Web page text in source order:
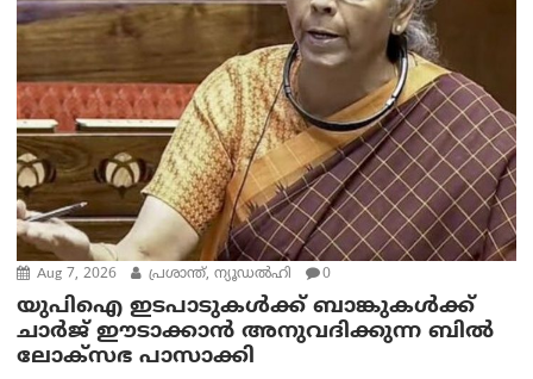
Aug 7, 2026 പ്രശാന്ത്, ന്യൂഡല്‍ഹി 0
യുപിഐ ഇടപാടുകൾക്ക് ബാങ്കുകൾക്ക്
ചാർജ് ഈടാക്കാൻ അനുവദിക്കുന്ന ബിൽ
ലോക്‌സഭ പാസാക്കി